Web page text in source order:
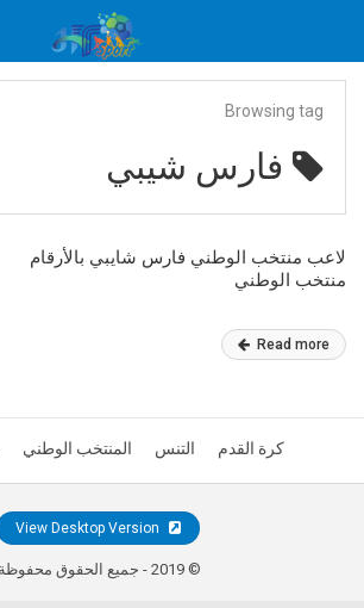
Browsing tag
فارس شيبي
لاعب منتخب الوطني فارس شايبي بالأرقام
منتخب الوطني
Read more
كرة القدم التنس المنتخب الوطني
© 2019 - جميع الحقوق محفوظة.